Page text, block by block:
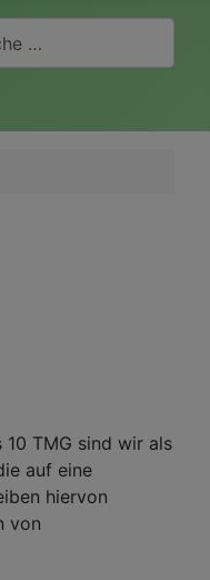
TMG sind wir als
auf eine
hiervon
von